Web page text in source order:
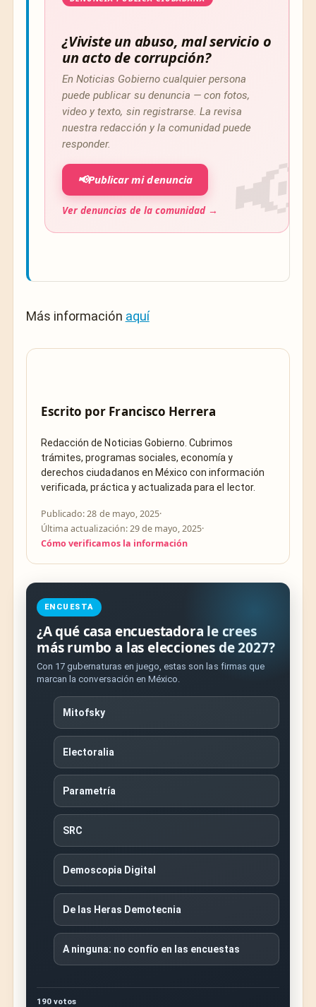
¿Viviste un abuso, mal servicio o
un acto de corrupción?
En Noticias Gobierno cualquier persona
puede publicar su denuncia — con fotos,
video y texto, sin registrarse. La revisa
nuestra redacción y la comunidad puede
responder.
📢Publicar mi denuncia
Ver denuncias de la comunidad →
Más información aquí
Escrito por Francisco Herrera
Redacción de Noticias Gobierno. Cubrimos
trámites, programas sociales, economía y
derechos ciudadanos en México con información
verificada, práctica y actualizada para el lector.
Publicado: 28 de mayo, 2025·
Última actualización: 29 de mayo, 2025·
Cómo verificamos la información
ENCUESTA
¿A qué casa encuestadora le crees
más rumbo a las elecciones de 2027?
Con 17 gubernaturas en juego, estas son las firmas que
marcan la conversación en México.
Mitofsky
Electoralia
Parametría
SRC
Demoscopia Digital
De las Heras Demotecnia
A ninguna: no confío en las encuestas
190 votos